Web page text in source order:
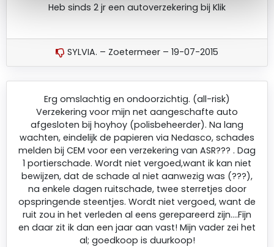
Heb sinds 2 jr een autoverzekering bij Klik
SYLVIA. – Zoetermeer – 19-07-2015
Erg omslachtig en ondoorzichtig. (all-risk)
Verzekering voor mijn net aangeschafte auto
afgesloten bij hoyhoy (polisbeheerder). Na lang
wachten, eindelijk de papieren via Nedasco, schades
melden bij CEM voor een verzekering van ASR??? . Dag
1 portierschade. Wordt niet vergoed,want ik kan niet
bewijzen, dat de schade al niet aanwezig was (???),
na enkele dagen ruitschade, twee sterretjes door
opspringende steentjes. Wordt niet vergoed, want de
ruit zou in het verleden al eens gerepareerd zijn….Fijn
en daar zit ik dan een jaar aan vast! Mijn vader zei het
al; goedkoop is duurkoop!